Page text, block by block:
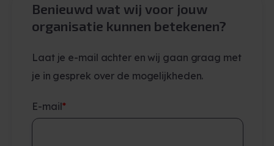
Benieuwd wat wij voor jouw
organisatie kunnen betekenen?
Laat je e-mail achter en wij gaan graag met
je in gesprek over de mogelijkheden.
E-mail*